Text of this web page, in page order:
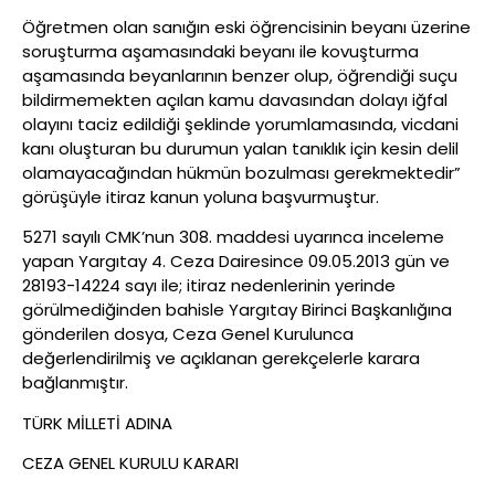
Öğretmen olan sanığın eski öğrencisinin beyanı üzerine
soruşturma aşamasındaki beyanı ile kovuşturma
aşamasında beyanlarının benzer olup, öğrendiği suçu
bildirmemekten açılan kamu davasından dolayı iğfal
olayını taciz edildiği şeklinde yorumlamasında, vicdani
kanı oluşturan bu durumun yalan tanıklık için kesin delil
olamayacağından hükmün bozulması gerekmektedir”
görüşüyle itiraz kanun yoluna başvurmuştur.
5271 sayılı CMK’nun 308. maddesi uyarınca inceleme
yapan Yargıtay 4. Ceza Dairesince 09.05.2013 gün ve
28193-14224 sayı ile; itiraz nedenlerinin yerinde
görülmediğinden bahisle Yargıtay Birinci Başkanlığına
gönderilen dosya, Ceza Genel Kurulunca
değerlendirilmiş ve açıklanan gerekçelerle karara
bağlanmıştır.
TÜRK MİLLETİ ADINA
CEZA GENEL KURULU KARARI